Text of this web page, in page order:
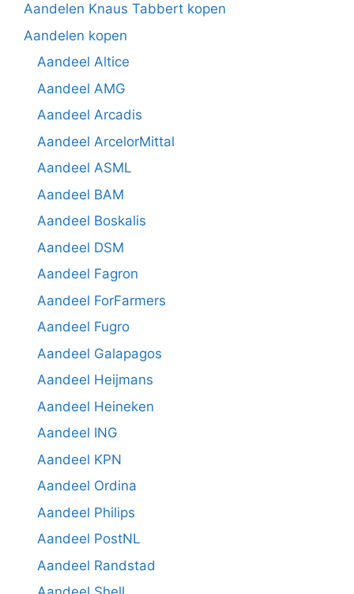
Aandelen Knaus Tabbert kopen
Aandelen kopen
Aandeel Altice
Aandeel AMG
Aandeel Arcadis
Aandeel ArcelorMittal
Aandeel ASML
Aandeel BAM
Aandeel Boskalis
Aandeel DSM
Aandeel Fagron
Aandeel ForFarmers
Aandeel Fugro
Aandeel Galapagos
Aandeel Heijmans
Aandeel Heineken
Aandeel ING
Aandeel KPN
Aandeel Ordina
Aandeel Philips
Aandeel PostNL
Aandeel Randstad